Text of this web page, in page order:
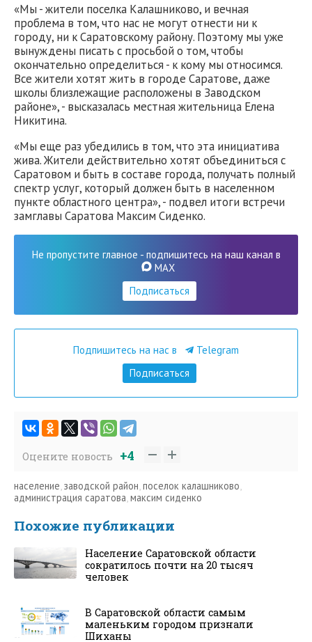
«Мы - жители поселка Калашниково, и вечная
проблема в том, что нас не могут отнести ни к
городу, ни к Саратовскому району. Поэтому мы уже
вынуждены писать с просьбой о том, чтобы
окончательно определиться - к кому мы относимся.
Все жители хотят жить в городе Саратове, даже
школы близлежащие расположены в Заводском
районе», - высказалась местная жительница Елена
Никитина.
«Мы еще раз убедились в том, что эта инициатива
жива. Жители действительно хотят объединиться с
Саратовом и быть в составе города, получать полный
спектр услуг, который должен быть в населенном
пункте областного центра», - подвел итоги встречи
замглавы Саратова Максим Сиденко.
Не пропустите главное - подпишитесь на наш канал в
MAX
Подписаться
Подпишитесь на нас в
Telegram
Подписаться
Оцените новость +4
население,заводской район,поселок калашниково,
администрация саратова,максим сиденко
Похожие публикации
Население Саратовской области
сократилось почти на 20 тысяч
человек
В Саратовской области самым
маленьким городом признали
Шиханы